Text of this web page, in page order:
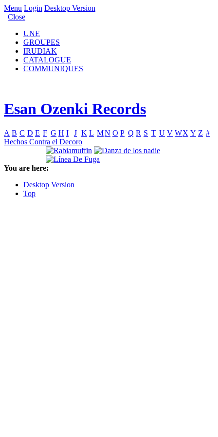
Menu Login Desktop Version
Close
UNE
GROUPES
IRUDIAK
CATALOGUE
COMMUNIQUES
Esan Ozenki Records
A B C D E F G H I J K L MN O P Q R S T U V WX Y Z #
Hechos Contra el Decoro
You are here:
Desktop Version
Top